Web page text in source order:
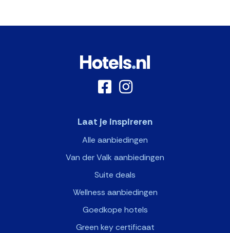
Laat je inspireren
Alle aanbiedingen
Van der Valk aanbiedingen
Suite deals
Wellness aanbiedingen
Goedkope hotels
Green key certificaat